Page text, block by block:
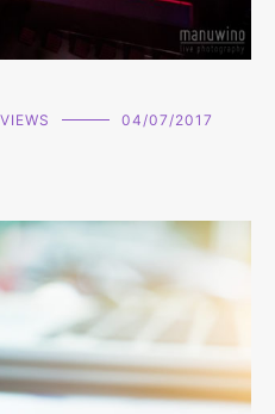
04/07/2017